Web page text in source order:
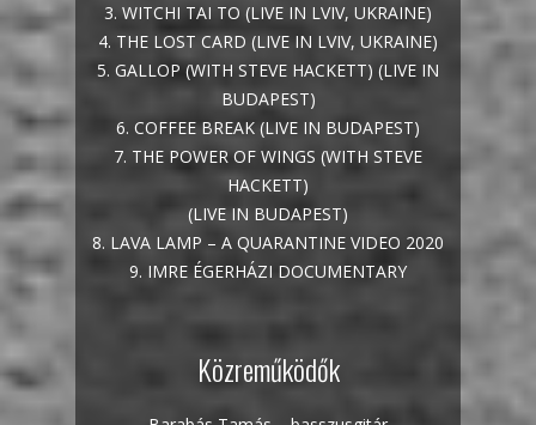
3. WITCHI TAI TO (LIVE IN LVIV, UKRAINE)
4. THE LOST CARD (LIVE IN LVIV, UKRAINE)
5. GALLOP (WITH STEVE HACKETT) (LIVE IN
BUDAPEST)
6. COFFEE BREAK (LIVE IN BUDAPEST)
7. THE POWER OF WINGS (WITH STEVE
HACKETT)
(LIVE IN BUDAPEST)
8. LAVA LAMP – A QUARANTINE VIDEO 2020
9. IMRE ÉGERHÁZI DOCUMENTARY
Közreműködők